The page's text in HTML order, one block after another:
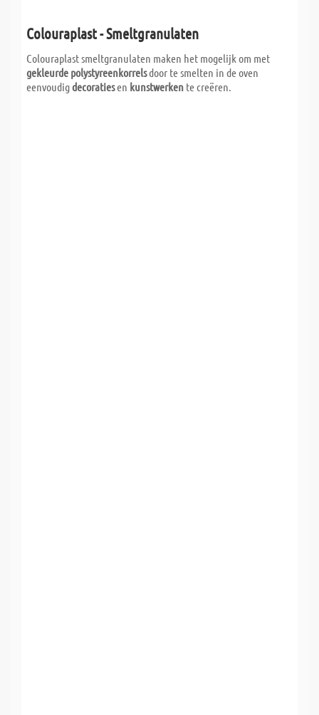
Colouraplast - Smeltgranulaten
Colouraplast smeltgranulaten maken het mogelijk om met
gekleurde polystyreenkorrelsdoor te smelten in de oven
eenvoudigdecoratiesen kunstwerken te creëren.